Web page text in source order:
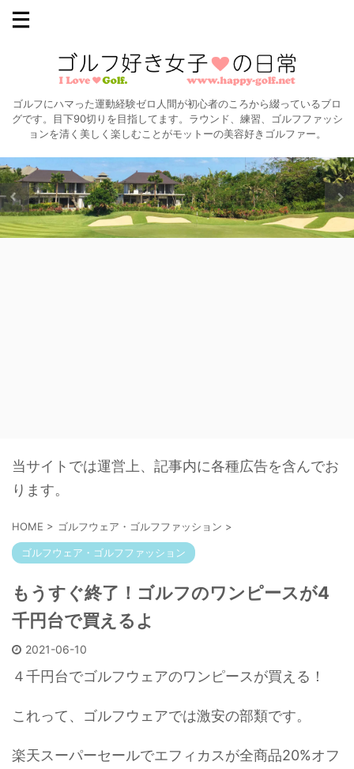
ゴルフにハマった運動経験ゼロ人間が初心者のころから綴っているブロ
グです。目下90切りを目指してます。ラウンド、練習、ゴルフファッシ
ョンを清く美しく楽しむことがモットーの美容好きゴルファー。
当サイトでは運営上、記事内に各種広告を含んでお
ります。
HOME > ゴルフウェア・ゴルフファッション >
ゴルフウェア・ゴルフファッション
もうすぐ終了！ゴルフのワンピースが4
千円台で買えるよ
2021-06-10
４千円台でゴルフウェアのワンピースが買える！
これって、ゴルフウェアでは激安の部類です。
楽天スーパーセールでエフィカスが全商品20%オフ